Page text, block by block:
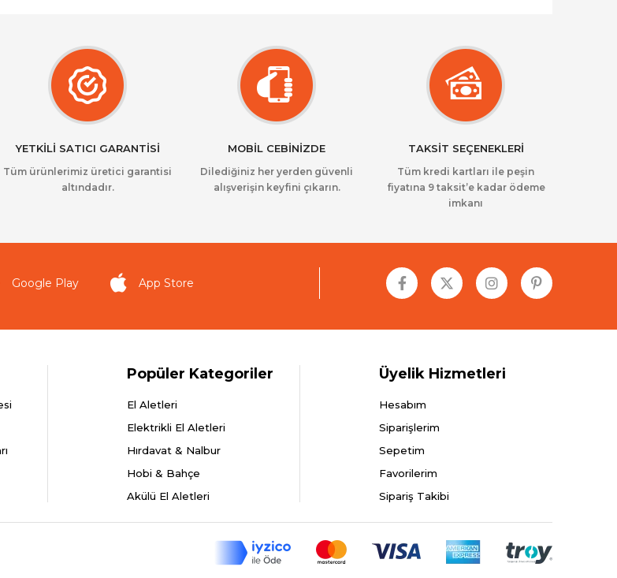
YETKİLİ SATICI GARANTİSİ
Tüm ürünlerimiz üretici garantisi
altındadır.
MOBİL CEBİNİZDE
Dilediğiniz her yerden güvenli
alışverişin keyfini çıkarın.
TAKSİT SEÇENEKLERİ
Tüm kredi kartları ile peşin
fiyatına 9 taksit’e kadar ödeme
imkanı
Google Play App Store
Popüler Kategoriler
El Aletleri
Elektrikli El Aletleri
Hırdavat & Nalbur
Hobi & Bahçe
Akülü El Aletleri
Üyelik Hizmetleri
Hesabım
Siparişlerim
Sepetim
Favorilerim
Sipariş Takibi